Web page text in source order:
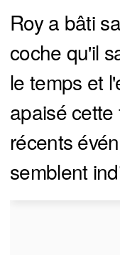
Roy a bâti
coche qu'il
le temps et
apaisé
récents
semblent